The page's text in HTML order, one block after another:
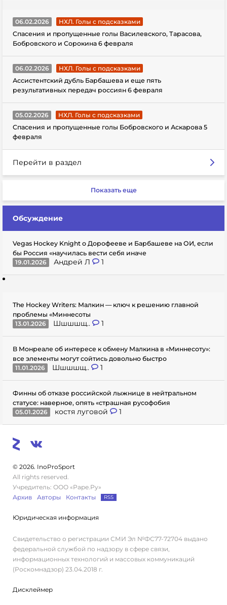
06.02.2026
НХЛ. Голы с подсказками
Спасения и пропущенные голы Василевского, Тарасова,
Бобровского и Сорокина 6 февраля
06.02.2026
НХЛ. Голы с подсказками
Ассистентский дубль Барбашева и еще пять
результативных передач россиян 6 февраля
05.02.2026
НХЛ. Голы с подсказками
Спасения и пропущенные голы Бобровского и Аскарова 5
февраля
Перейти в раздел
Показать еще
Обсуждение
Vegas Hockey Knight о Дорофееве и Барбашеве на ОИ, если
бы Россия «научилась вести себя иначе
19.01.2026
Андрей Л 1
The Hockey Writers: Малкин — ключ к решению главной
проблемы «Миннесоты
13.01.2026
Шшшшщ.. 1
В Монреале об интересе к обмену Малкина в «Миннесоту»:
все элементы могут сойтись довольно быстро
11.01.2026
Шшшшщ.. 1
Финны об отказе российской лыжнице в нейтральном
статусе: наверное, опять «страшная русофобия
05.01.2026
костя луговой 1
© 2026. InoProSport
All rights reserved.
Учредитель: ООО «Раре.Ру»
Архив
Авторы Контакты RSS
Юридическая информация
Свидетельство о регистрации СМИ Эл №ФС77-72704 выдано
федеральной службой по надзору в сфере связи,
информационных технологий и массовых коммуникаций
(Роскомнадзор) 23.04.2018 г.
Дисклеймер